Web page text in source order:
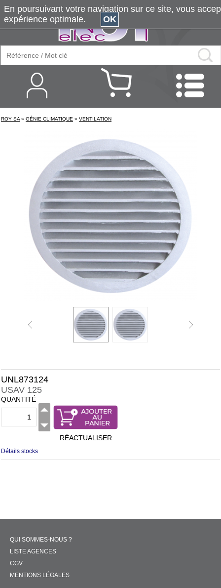
ROY SA » GÉNIE CLIMATIQUE » VENTILATION
UNL873124
USAV 125
QUANTITÉ
RÉACTUALISER
Détails stocks
QUI SOMMES-NOUS ?
LISTE AGENCES
CGV
MENTIONS LÉGALES
En poursuivant votre navigation sur ce site, vous
expérience optimale.
OK